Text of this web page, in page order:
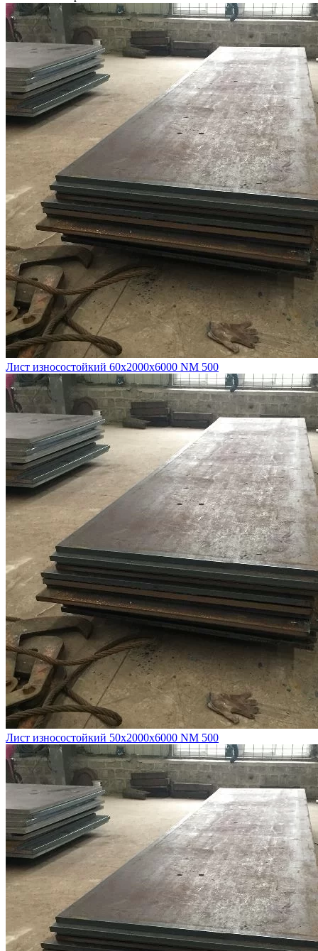
Лист износостойкий 60х2000х6000 NM 500
Лист износостойкий 50х2000х6000 NM 500